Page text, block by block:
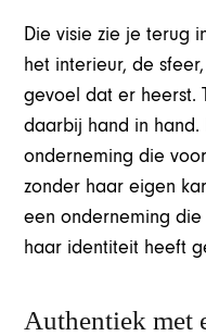
Die visie zie je terug
het interieur, de
gevoel dat er heerst.
daarbij hand in
onderneming die
zonder haar eigen
een onderneming
haar identiteit heeft
Authentiek met